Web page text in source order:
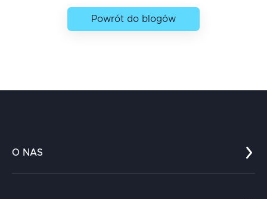
Powrót do blogów
O NAS